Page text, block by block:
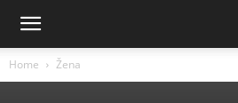
Home Žena